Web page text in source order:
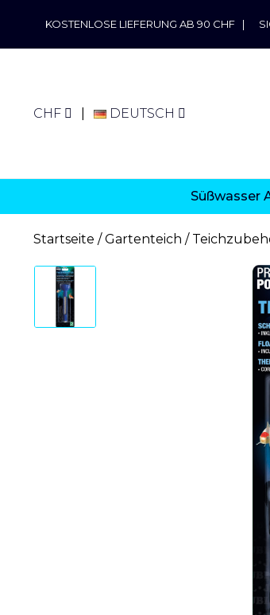
KOSTENLOSE LIEFERUNG AB 90 CHF |
CHF DEUTSCH
Süßwasser
Startseite Gartenteich